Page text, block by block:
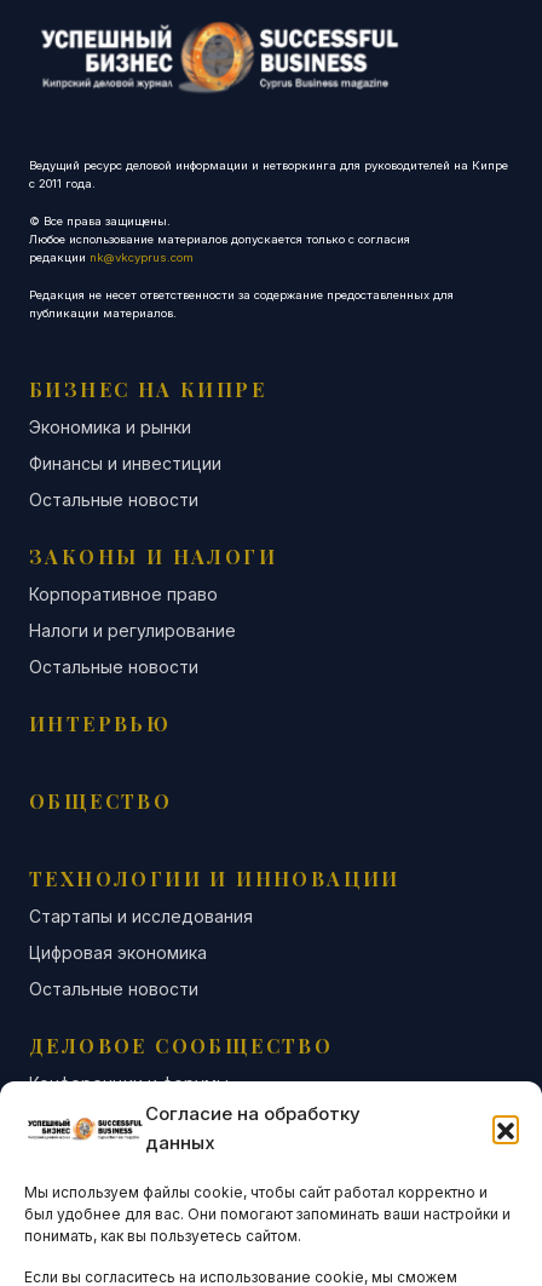
Согласие на обработку
данных
Мы используем файлы cookie, чтобы сайт работал корректно и
был удобнее для вас. Они помогают запоминать ваши настройки и
понимать, как вы пользуетесь сайтом.
Если вы согласитесь на использование cookie, мы сможем
Ведущий ресурс деловой информации и нетворкинга для руководителей на Кипре
с 2011 года.
© Все права защищены.
Любое использование материалов допускается только с согласия
редакции nk@vkcyprus.com
Редакция не несет ответственности за содержание предоставленных для
публикации материалов.
БИЗНЕС НА КИПРЕ
Экономика и рынки
Финансы и инвестиции
Остальные новости
ЗАКОНЫ И НАЛОГИ
Корпоративное право
Налоги и регулирование
Остальные новости
ИНТЕРВЬЮ
ОБЩЕСТВО
ТЕХНОЛОГИИ И ИННОВАЦИИ
Стартапы и исследования
Цифровая экономика
Остальные новости
ДЕЛОВОЕ СООБЩЕСТВО
Конференции и форумы
Бизнес-клубы и ассоциации
Остальные новости
АНАЛИТИКА И СТАТИСТИКА